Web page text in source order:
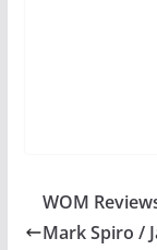
WOM
Mark Spiro /